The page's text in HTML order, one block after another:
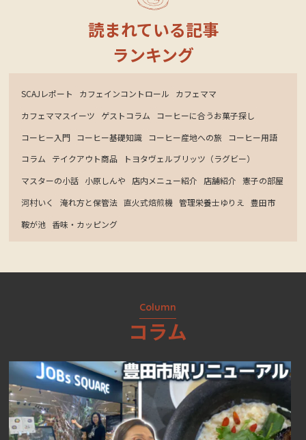
読まれている記事
ランキング
SCAJレポート カフェインコントロール
カフェママ
カフェママスイーツ
ゲストコラム
コーヒーに合うお菓子探し
コーヒー入門 コーヒー基礎知識 コーヒー産地への旅
コーヒー用語
コラム
テイクアウト商品
トヨタヴェルブリッツ（ラグビー）
マスターの小話 小原しんや 店内メニュー紹介 店舗紹介 憲子の部屋
河村いく
淹れ方と保管法 直火式焙煎機 管理栄養士ゆりえ
豊田市
鞍が池 香味・カッピング
Column
コラム